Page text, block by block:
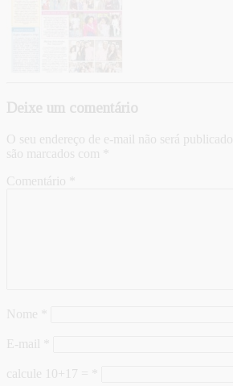
Deixe um comentário
O seu endereço de e-mail não será publicado.
são marcados com
Comentário
Nome
E-mail
calcule 10+17 =